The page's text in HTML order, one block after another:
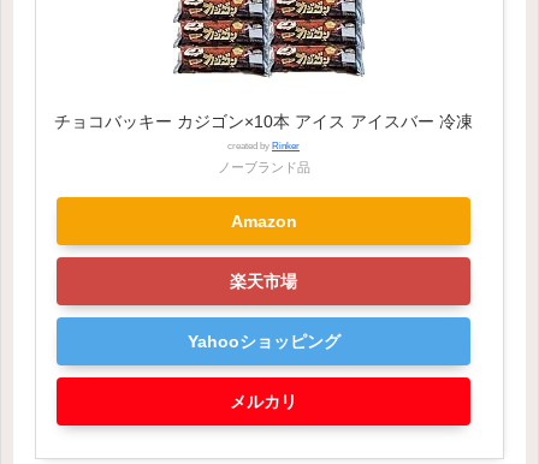
チョコバッキー カジゴン×10本 アイス アイスバー 冷凍
created by Rinker
ノーブランド品
Amazon
楽天市場
Yahooショッピング
メルカリ